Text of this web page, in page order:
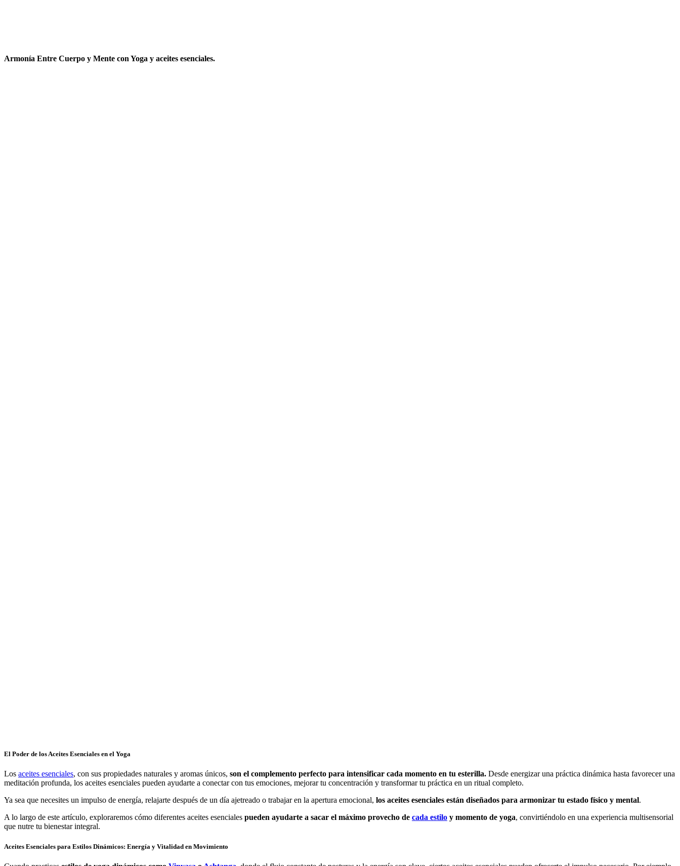
Armonía Entre Cuerpo y Mente con Yoga y aceites esenciales.
El Poder de los Aceites Esenciales en el Yoga
Los aceites esenciales, con sus propiedades naturales y aromas únicos, son el complemento perfecto para intensificar cada momento en tu esterilla. Desde energizar una práctica dinámica hasta favorecer una
meditación profunda, los aceites esenciales pueden ayudarte a conectar con tus emociones, mejorar tu concentración y transformar tu práctica en un ritual completo.
Ya sea que necesites un impulso de energía, relajarte después de un día ajetreado o trabajar en la apertura emocional, los aceites esenciales están diseñados para armonizar tu estado físico y mental.
A lo largo de este artículo, exploraremos cómo diferentes aceites esenciales pueden ayudarte a sacar el máximo provecho de cada estilo y momento de yoga, convirtiéndolo en una experiencia multisensorial
que nutre tu bienestar integral.
Aceites Esenciales para Estilos Dinámicos: Energía y Vitalidad en Movimiento